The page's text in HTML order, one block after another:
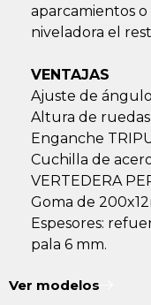
aparcamientos
niveladora el
VENTAJAS
Ajuste de
Altura de
Enganche
Cuchilla de
VERTEDERA
Goma de
Espesores:
pala 6 mm.
Ver modelos